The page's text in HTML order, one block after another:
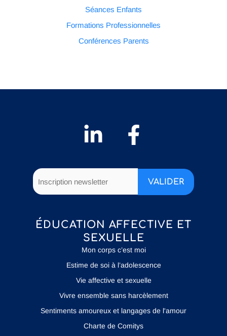
Séances Enfants
Formations Professionnelles
Conférences Parents
ÉDUCATION AFFECTIVE ET
SEXUELLE
Mon corps c’est moi
Estime de soi à l’adolescence
Vie affective et sexuelle
Vivre ensemble sans harcèlement
Sentiments amoureux et langages de l'amour
Charte de Comitys